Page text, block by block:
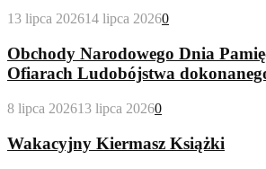
13 lipca 202614 lipca 20260
Obchody Narodowego Dnia
Ofiarach Ludobójstwa
8 lipca 202613 lipca 20260
Wakacyjny Kiermasz Książki